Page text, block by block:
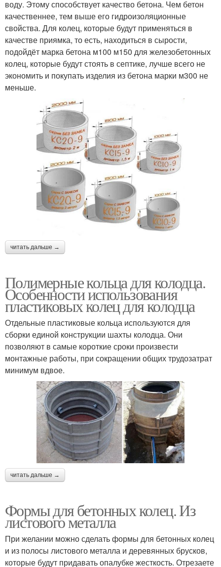
воду. Этому способствует качество бетона. Чем бетон
качественнее, тем выше его гидроизоляционные
свойства. Для колец, которые будут применяться в
качестве приямка, то есть, находиться в сырости,
подойдёт марка бетона м100 м150 для железобетонных
колец, которые будут стоять в септике, лучше всего не
экономить и покупать изделия из бетона марки м300 не
меньше.
читать дальше →
Полимерные кольца для колодца.
Особенности использования
пластиковых колец для колодца
Отдельные пластиковые кольца используются для
сборки единой конструкции шахты колодца. Они
позволяют в самые короткие сроки произвести
монтажные работы, при сокращении общих трудозатрат
минимум вдвое.
читать дальше →
Формы для бетонных колец. Из
листового металла
При желании можно сделать формы для бетонных колец
и из полосы листового металла и деревянных брусков,
которые будут придавать опалубке жесткость. Отрезаете